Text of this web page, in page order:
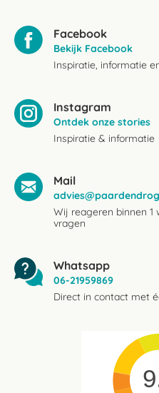
Facebook
Bekijk Facebook
Inspiratie, informatie
Instagram
Ontdek onze stories
Inspiratie & informatie
Mail
Wij reageren binnen
vragen
Whatsapp
06-21959869
Direct in contact met